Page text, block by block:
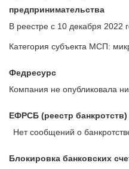
предпринимательства
В реестре с 10 декабря 2022
Категория субъекта МСП:
Федресурс
Компания не опубликовала
ЕФРСБ (реестр банкротств)
Нет сообщений о
Блокировка банковских